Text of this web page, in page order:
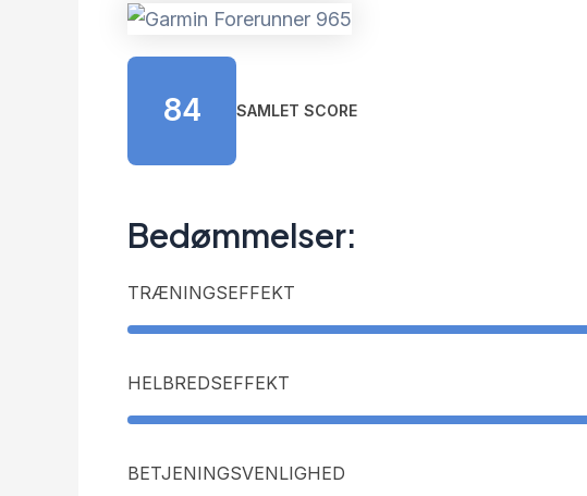
84 SAMLET SCORE
Bedømmelser:
TRÆNINGSEFFEKT
HELBREDSEFFEKT
BETJENINGSVENLIGHED